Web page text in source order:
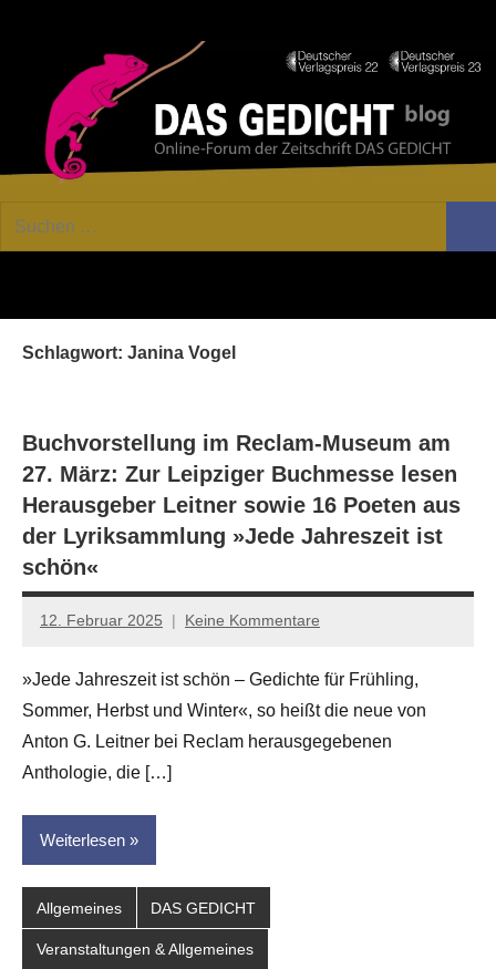
GEDICHT
Forum
von
und
Kritik
Suchen
Schlagwort: Janina Vogel
Buchvorstellung im Reclam-Museum am
27. März: Zur Leipziger Buchmesse lesen
Herausgeber Leitner sowie 16 Poeten aus
der Lyriksammlung »Jede Jahreszeit ist
schön«
12. Februar 2025
Jan-
Hornauer
für
dasgedichtblog
Keine Kommentare
»Jede Jahreszeit ist schön – Gedichte für Frühling,
Sommer, Herbst und Winter«, so heißt die neue von
Anton G. Leitner bei Reclam herausgegebenen
Anthologie, die […]
Weiterlesen
Allgemeines DAS GEDICHT
Veranstaltungen & Allgemeines